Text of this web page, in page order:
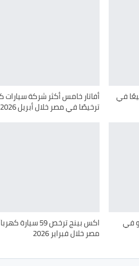
في أفاتار خامس أكثر شركة سيارات
ترخيصًا في مصر خلال أبريل 2026
في اكس بينج ترخص 59
مصر خلال فبراير 2026